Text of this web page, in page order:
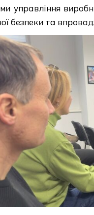
управління
безпеки та